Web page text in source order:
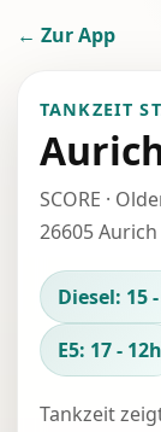
← Zur App
TANKZEIT
SCORE ·
26605 Aurich
Diesel: 15
E5: 17 - 12h
Tankzeit